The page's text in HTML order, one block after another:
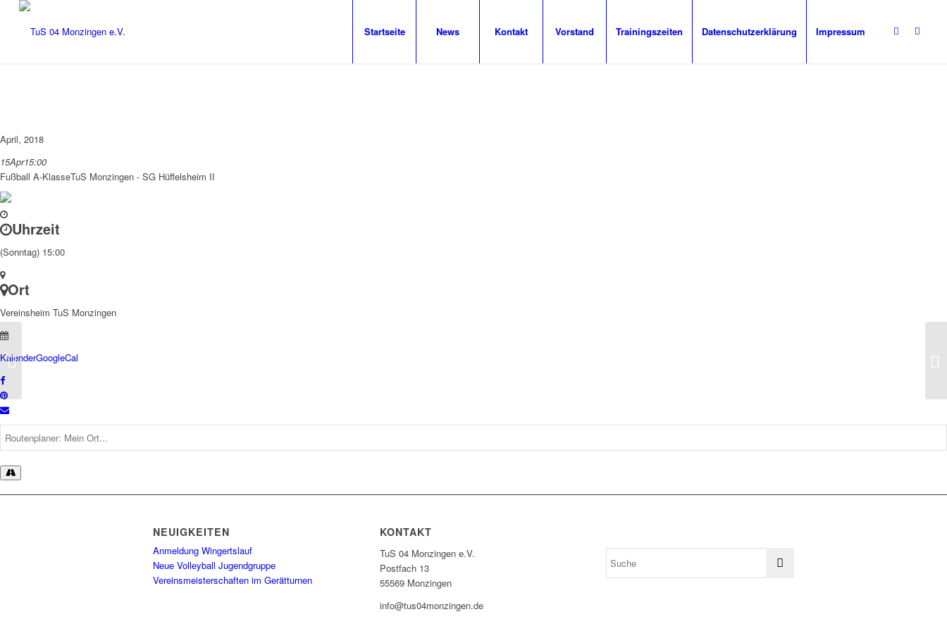
Startseite News Kontakt Vorstand Trainingszeiten Datenschutzerklärung Impressum
April, 2018
15Apr15:00
Fußball A-KlasseTuS Monzingen - SG Hüffelsheim II
Uhrzeit
(Sonntag) 15:00
Ort
Vereinsheim TuS Monzingen
KalenderGoogleCal
NEUIGKEITEN
Anmeldung Wingertslauf
Neue Volleyball Jugendgruppe
Vereinsmeisterschaften im Gerätturnen
KONTAKT
TuS 04 Monzingen e.V.
Postfach 13
55569 Monzingen
info@tus04monzingen.de
Leistungsturnen